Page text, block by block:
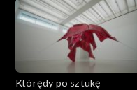
Którędy po sztukę